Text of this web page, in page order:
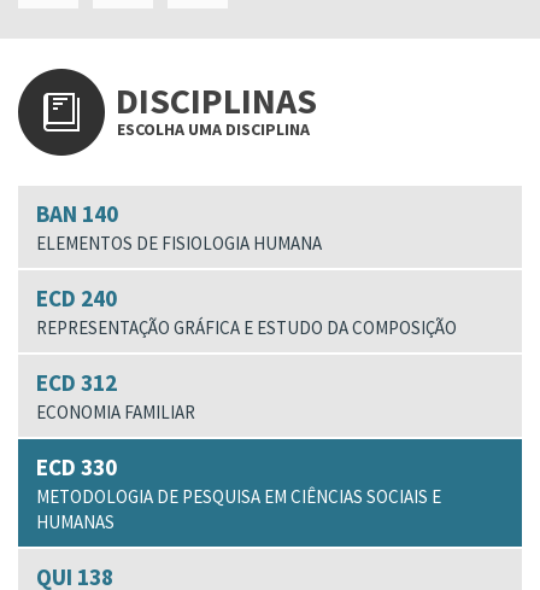
DISCIPLINAS
ESCOLHA UMA DISCIPLINA
BAN 140
ELEMENTOS DE FISIOLOGIA HUMANA
ECD 240
REPRESENTAÇÃO GRÁFICA E ESTUDO DA COMPOSIÇÃO
ECD 312
ECONOMIA FAMILIAR
ECD 330
METODOLOGIA DE PESQUISA EM CIÊNCIAS SOCIAIS E
HUMANAS
QUI 138